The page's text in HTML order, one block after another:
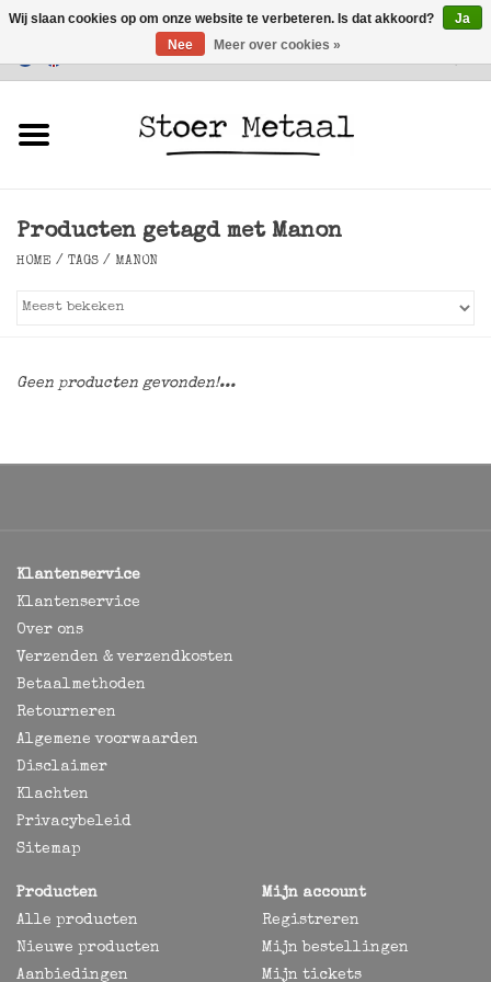
Klantenservice
Verlichting
Producten getagd met Manon
HOME / TAGS / MANON
Geen producten gevonden!...
Klantenservice
Klantenservice
Over ons
Verzenden & verzendkosten
Betaalmethoden
Retourneren
Algemene voorwaarden
Disclaimer
Klachten
Privacybeleid
Sitemap
Producten
Alle producten
Nieuwe producten
Aanbiedingen
Mijn account
Registreren
Mijn bestellingen
Mijn tickets
Wij slaan cookies op om onze website te verbeteren. Is dat akkoord?
Ja
Nee
Meer over cookies »